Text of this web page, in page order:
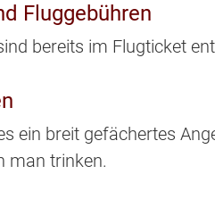
Fluggebühren
bereits im Flugticket
ein breit gefächertes
man trinken.